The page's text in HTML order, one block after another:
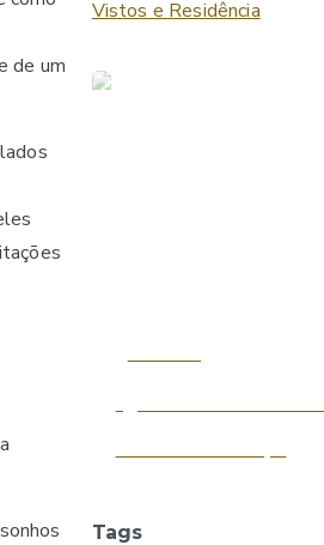
de um
Vistos e Residência
Tags